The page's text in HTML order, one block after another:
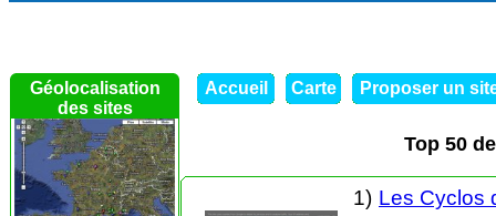
Géolocalisation
des sites
Accueil Carte Proposer un
Top 50
1) Les Cyclos